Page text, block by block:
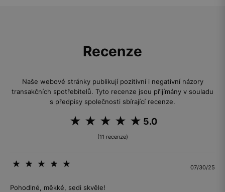
Recenze
Naše webové stránky publikují pozitivní i negativní názory
transakčních spotřebitelů. Tyto recenze jsou přijímány v souladu
s předpisy společnosti sbírající recenze.
5.0
(11 recenze)
07/30/25
Pohodlné, měkké, sedi skvěle!